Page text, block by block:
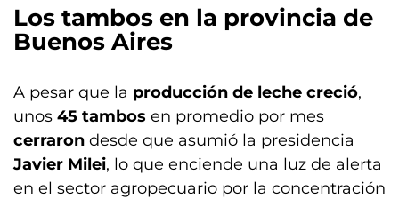
Los tambos en la provincia de
Buenos Aires
A pesar que la producción de leche creció,
unos 45 tambos en promedio por mes
cerraron desde que asumió la presidencia
Javier Milei, lo que enciende una luz de alerta
en el sector agropecuario por la concentración